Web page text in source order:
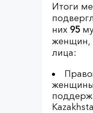
Итоги
них 95
женщин,
лица: